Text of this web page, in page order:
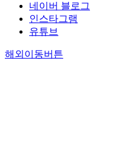
네이버 블로그
인스타그램
유튜브
해외이동버튼